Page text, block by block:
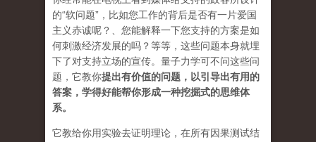
的“软问题”，比如您工作的背后是否有一片爱国
主义赤诚呢？、您能解释一下您支持的方案是如
何刺激经济发展的吗？等等，这些问题本身就埋
下了对支持立场的宣传。量子力学可不问这些问
题，它教你提出有价值的问题，以引导出有用的
答案，学得好能帮你形成一种挖掘式的思维体
系。
它教给你用实验去证明理论，在所有因果测试结